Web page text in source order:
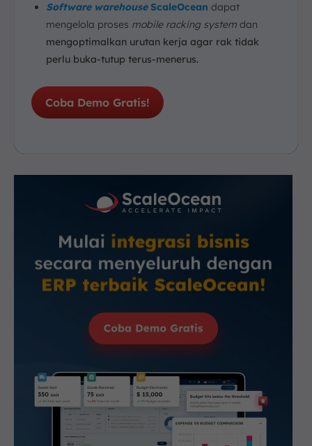
Software warehouseScaleOcean dapat
mengelola proses mobile racking system dan
mengoptimalkan urutan kerja agar rak tidak
perlu buka-tutup terus-menerus.
Coba Demo Gratis!